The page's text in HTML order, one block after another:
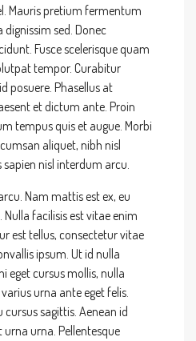
Mauris pretium fermentum
sed. Donec
Fusce scelerisque quam
tempor. Curabitur
posuere. Phasellus at
et dictum ante. Proin
tempus quis et augue. Morbi
aliquet, nibh nisl
nisl interdum arcu.
Nam mattis est ex, eu
facilisis est vitae enim
est tellus, consectetur vitae
ipsum. Ut id nulla
eget cursus mollis, nulla
urna ante eget felis.
sagittis. Aenean id
urna. Pellentesque